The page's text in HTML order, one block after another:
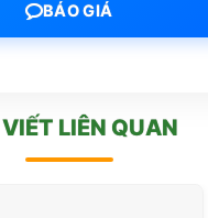
BÁO GIÁ
LIÊN QUAN